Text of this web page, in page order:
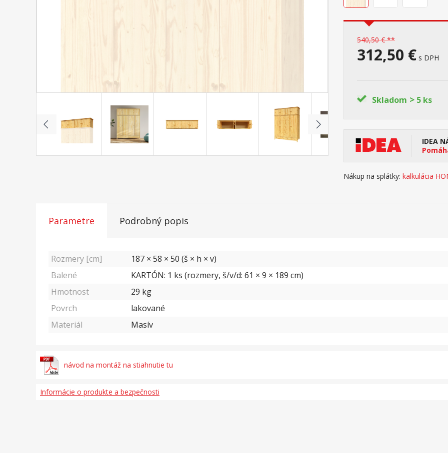
540,50 € **
312,50 € s DPH
Skladom > 5 ks
IDEA
Nákup na splátky: kalkulácia
Parametre Podrobný popis
Rozmery [cm]
187 × 58 × 50 (š × h × v)
Balené
KARTÓN: 1 ks (rozmery, š/v/d: 61 × 9 × 189 cm)
Hmotnost
29 kg
Povrch
lakované
Materiál
Masív
návod na montáž na stiahnutie tu
Informácie o produkte a bezpečnosti